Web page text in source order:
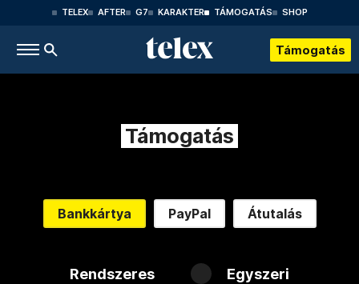
TELEX AFTER G7 KARAKTER TÁMOGATÁS SHOP
Támogatás
Támogatás
Bankkártya PayPal Átutalás
Rendszeres Egyszeri